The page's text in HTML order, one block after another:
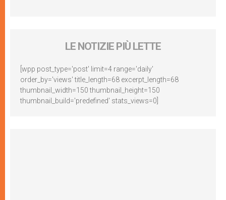
LE NOTIZIE PIÙ LETTE
[wpp post_type='post' limit=4 range='daily'
order_by='views' title_length=68 excerpt_length=68
thumbnail_width=150 thumbnail_height=150
thumbnail_build='predefined' stats_views=0]